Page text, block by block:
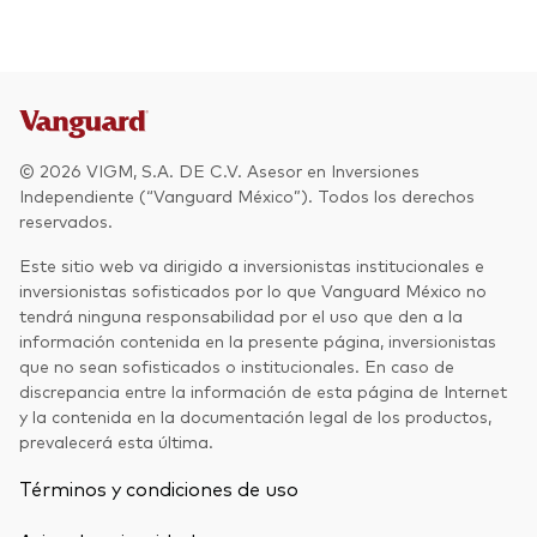
Fondos Mutuos UCITS
© 2026 VIGM, S.A. DE C.V. Asesor en Inversiones
Independiente (“Vanguard México”). Todos los derechos
reservados.
Este sitio web va dirigido a inversionistas institucionales e
inversionistas sofisticados por lo que Vanguard México no
tendrá ninguna responsabilidad por el uso que den a la
información contenida en la presente página, inversionistas
que no sean sofisticados o institucionales. En caso de
discrepancia entre la información de esta página de Internet
y la contenida en la documentación legal de los productos,
prevalecerá esta última.
Términos y condiciones de uso